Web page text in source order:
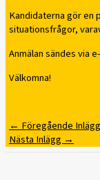
Kandidaterna gör en
situationsfrågor,
Anmälan sändes via
Välkomna!
← Föregående Inlägg
Nästa Inlägg →